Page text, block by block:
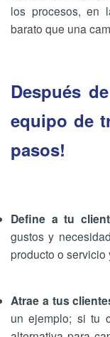
los procesos, en
barato que una
Después
equipo de
pasos!
Define a tu
gustos y
producto o servicio
Atrae a tus
un ejemplo; si tu